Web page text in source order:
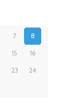
7 8
15 16
23 24